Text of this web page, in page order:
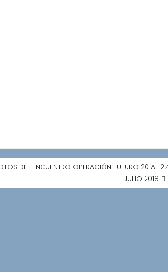
DEL ENCUENTRO OPERACIÓN FUTURO 20 AL 27
JULIO 2018